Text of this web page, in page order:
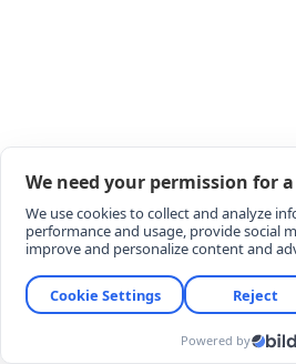
gruplardaki en pahalı sigara